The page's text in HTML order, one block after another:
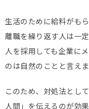
生活のために給料がも
離職を繰り返す人は一
人を採用しても企業に
のは自然のことと言えま
このため、対処法とし
人間」を伝えるのが効